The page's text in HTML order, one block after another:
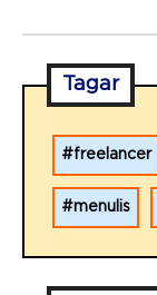
Tagar
freelancer
menulis